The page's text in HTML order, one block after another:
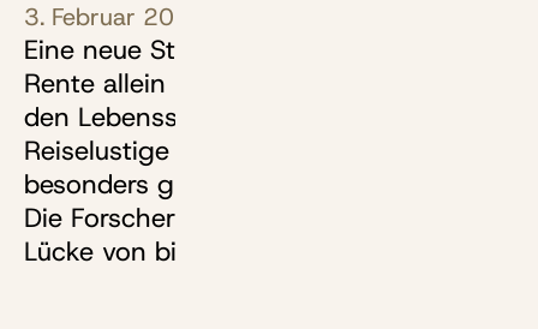
3. Februar 2026
Eine neue Studie zeigt: Die gesetzliche
Rente allein reicht nicht, um im Alter
den Lebensstandard zu halten.
Reiselustige Senioren brauchen ein
besonders großes Vermögenspolster.
Die Forscher berechnen bei ihnen eine
Lücke von bis zu 365.000 Euro.